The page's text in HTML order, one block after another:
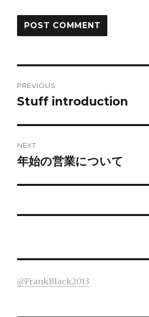
navigation
PREVIOUS
Previous
Stuff introduction
NEXT
Next
年始の営業について
@FrankBlack2013